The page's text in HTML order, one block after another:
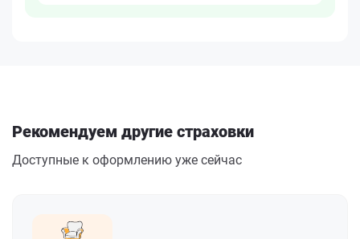
Рекомендуем другие страховки
Доступные к оформлению уже сейчас